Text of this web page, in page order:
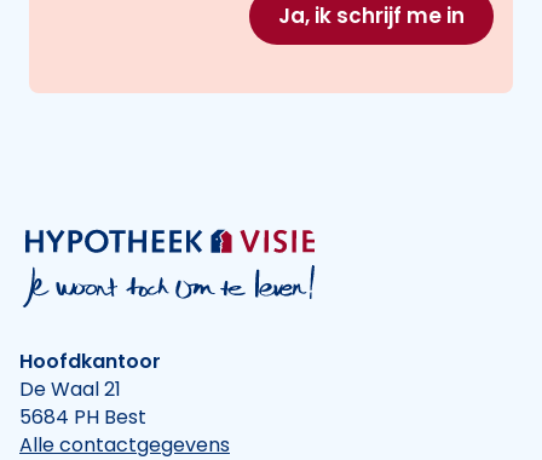
Ja, ik schrijf me in
Hoofdkantoor
De Waal 21
5684 PH Best
Alle contactgegevens